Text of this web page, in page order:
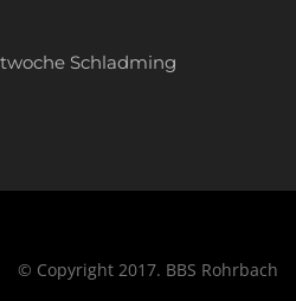
Schladming
© Copyright 2017. BBS Rohrbach